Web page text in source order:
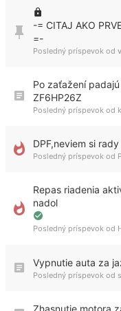
-= CITAJ AKO
=-
Posledný príspevok od
Po zaťažení
ZF6HP26Z
Posledný príspevok od
DPF,neviem si rady
Posledný príspevok od
Repas riadenia
nadol
Posledný príspevok od
Vypnutie auta za
Posledný príspevok od
Zhasnutie motora